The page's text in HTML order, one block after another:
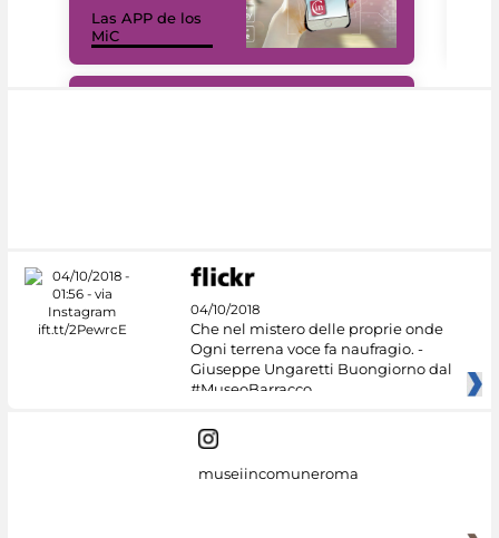
Las APP de los
MiC
04/10/2018
Che nel mistero delle proprie onde
Ogni terrena voce fa naufragio. -
Giuseppe Ungaretti Buongiorno dal
#MuseoBarracco
museiincomuneroma